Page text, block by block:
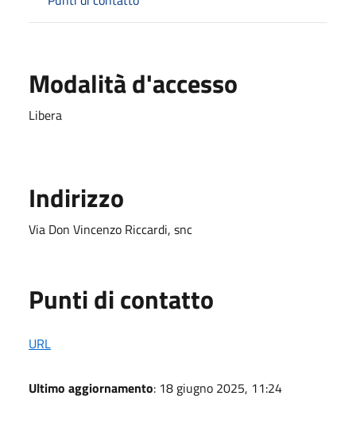
Modalità d'accesso
Libera
Indirizzo
Via Don Vincenzo Riccardi, snc
Punti di contatto
URL
Ultimo aggiornamento: 18 giugno 2025, 11:24